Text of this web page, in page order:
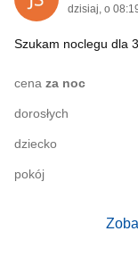
dzisiaj, o
Szukam noclegu dla
cena za noc
dorosłych
dziecko
pokój